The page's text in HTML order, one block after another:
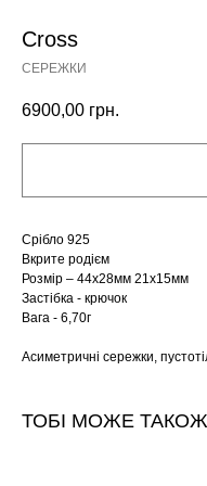
Cross
СЕРЕЖКИ
6900,00 грн.
Срібло 925
Вкрите родієм
Розмір – 44х28мм 21х15мм
Застібка - крючок
Вага - 6,70г
Асиметричні сережки,
ТОБІ МОЖЕ